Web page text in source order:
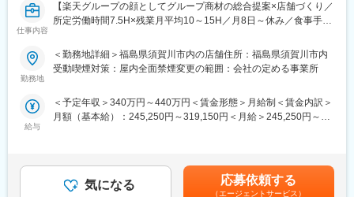
スタッフ（R CREW）から店長を経てRSV（スーパーバイザー）
へステップアップが可能です。RSV経験後はマネジメントや本部
入社後1年で店長昇格を目指していただきます。
重視し相談しやすい環境◎
7/14（火）17:00～20:30
7/16（木）17:00～20:30
7/21（火）17:00～20:30
7/23（木）17:00～20:30
※ご応募時、参加可能日時をお知らせください。
・新規契約・機種変更の受付および提案
・料金プラン、楽天ポイント活用、楽天カード、各種サービスの
案内
仕事内容
【楽天グループの顔としてグループ商材の総合提案×店舗づくり／
所定労働時間7.5H×残業月平均10～15H／月8日～休み／食事手当
楽天モバイルショップに来店されるお客様へ、スマートフォン・
料金プラン・楽天カード・楽天市場・楽天ポイントなど、楽天経
活をより豊かにするトータルサポートを行うポジションです。
・未経験の方も歓迎！充実した研修制度あり
勤務地
＜勤務地詳細＞福島県須賀川市内の店舗住所：福島県須賀川市内
受動喫煙対策：屋内全面禁煙変更の範囲：会社の定める事業所
給与
＜予定年収＞340万円～440万円＜賃金形態＞月給制＜賃金内訳＞
月額（基本給）：245,250円～319,150円＜月給＞245,250円～
ます。月給(月額)は固定手当を含めた表記です。
気になる 応募依頼する
（エージェントサービス）